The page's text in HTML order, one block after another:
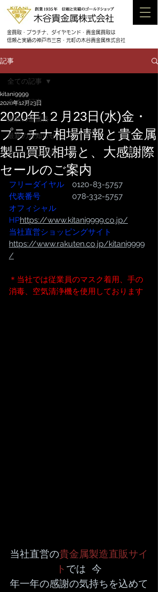
金買取・プラチナ、ダイヤモンド・貴金属買取は
信頼と実績の神戸市三宮・元町の木谷貴金属株式会社
記事
全ての記事
最新の金価格
最新のお知らせ
セールのご案内
全ての記事
2020年1２月23日(水)金・
プラチナ相場情報と貴金属
製品買取相場と、大感謝際
セールのご案内
kitani9999
2020年12月23日
フリーダイヤル 0120-83-5757
代表番号
              078-332-5757
オフィシャル
HPhttps://www.kitani9999.co.jp/
当社直営ショッピングサイト
https://www.rakuten.co.jp/kitani9999
/
＊当社では従業員のマスク着用、手の
消毒、空気清浄機を使用しております
当社直営の貴金属製造直販サイ
ト では  今
年一年の感謝の気持ちを込めて